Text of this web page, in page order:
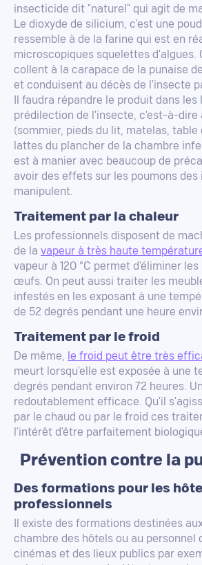
insecticide dit "naturel" qui agit de
Le dioxyde de silicium, c'est une
ressemble à de la farine qui est en
microscopiques squelettes d'algues.
collent à la carapace de la punaise
et conduisent au décès de l'insecte
Il faudra répandre le produit dans les
prédilection de l'insecte, c'est-à-dire
(sommier, pieds du lit, matelas,
lattes du plancher de la chambre
est à manier avec beaucoup de
avoir des effets sur les poumons des
manipulent.
Traitement par la chaleur
Les professionnels disposent de
de la vapeur à très haute
vapeur à 120 °C permet d'éliminer
œufs. On peut aussi traiter les
infestés en les exposant à une
de 52 degrés pendant une heure
Traitement par le froid
De même, le froid peut être très
meurt lorsqu'elle est exposée à une
degrés pendant environ 72 heures.
redoutablement efficace. Qu'il
par le chaud ou par le froid ces
l'intérêt d'être parfaitement
Prévention contre la
Des formations pour les
professionnels
Il existe des formations destinées
chambre des hôtels ou au personnel
cinémas et des lieux publics par